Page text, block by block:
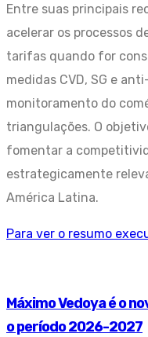
Entre suas principais
acelerar os processos
tarifas quando for
medidas CVD, SG e
monitoramento do
triangulações. O
fomentar a
estrategicamente
América Latina.
Para ver o resumo
Máximo Vedoya é o
o período 2026-2027